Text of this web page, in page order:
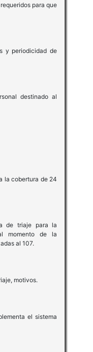
para que
y periodicidad de
destinado al
la cobertura de 24
triaje para la
momento de la
al 107.
motivos.
el sistema